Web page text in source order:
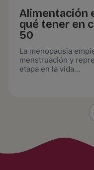
Alimentación
qué tener en
50
La menopausia
menstruación y
etapa en la vida…